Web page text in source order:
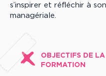
s’inspirer et réfléchir à
managériale.
OBJECTIFS DE LA
FORMATION